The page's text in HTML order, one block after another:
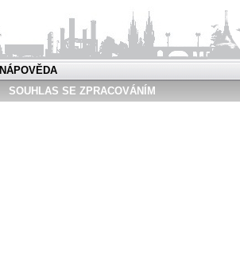
NÁPOVĚDA
SOUHLAS SE ZPRACOVÁNÍM